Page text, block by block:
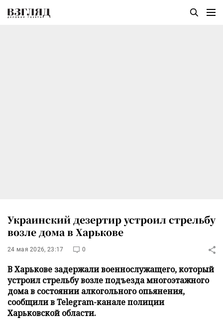
Украинский дезертир устроил стрельбу
возле дома в Харькове
24 мая 2026, 23:17 0
В Харькове задержали военнослужащего, который
устроил стрельбу возле подъезда многоэтажного
дома в состоянии алкогольного опьянения,
сообщили в Telegram-канале полиции
Харьковской области.